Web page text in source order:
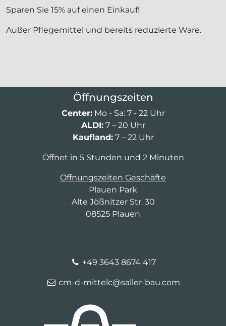
Sparen Sie 15% auf einen Einkauf!
Außer Pflegemittel und bereits reduzierte Ware.
Öffnungszeiten
Center:Mo - Sa: 7 - 22 Uhr
ALDI:7 – 20 Uhr
Kaufland:7 – 22 Uhr
Öffnet in 5 Stunden und 2 Minuten
Öffnungszeiten Geschäfte
Plauen Park
Alte Jößnitzer Str. 30
08525 Plauen
+49 3643 8674 417
cm-d-mittelc@saller-bau.com